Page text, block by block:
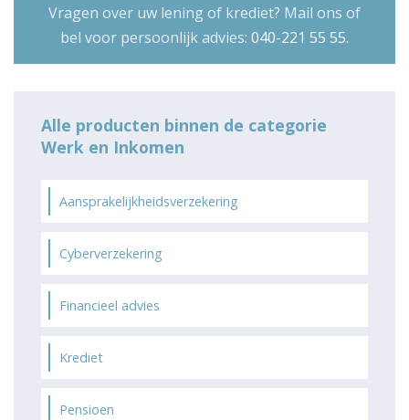
Vragen over uw lening of krediet? Mail ons of
bel voor persoonlijk advies: 040-221 55 55.
Alle producten binnen de categorie
Werk en Inkomen
Aansprakelijkheidsverzekering
Cyberverzekering
Financieel advies
Krediet
Pensioen